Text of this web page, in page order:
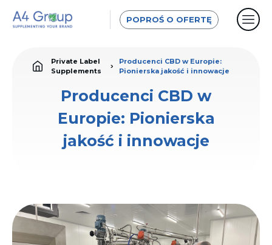
POPROŚ O OFERTĘ
Private Label
Supplements
Producenci CBD w Europie:
Pionierska jakość i innowacje
Producenci CBD w
Europie: Pionierska
jakość i innowacje